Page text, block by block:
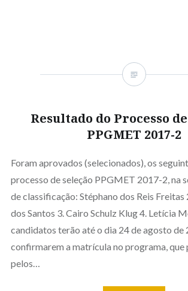
Resultado do Processo
PPGMET 2017-2
Foram aprovados (selecionados), os
processo de seleção PPGMET 2017-2, na
de classificação: Stéphano dos Reis Freitas
dos Santos 3. Cairo Schulz Klug 4. Letícia
candidatos terão até o dia 24 de agosto de
confirmarem a matrícula no programa, que
pelos…